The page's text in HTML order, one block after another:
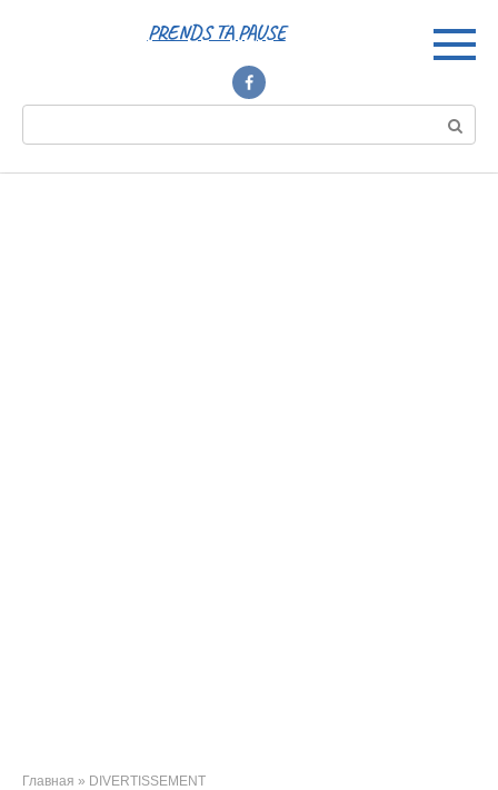
PRENDS TA PAUSE
Главная » DIVERTISSEMENT